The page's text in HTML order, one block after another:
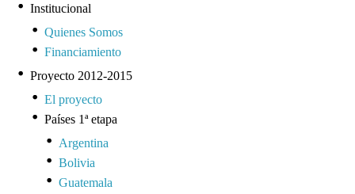
Institucional
Quienes Somos
Financiamiento
Proyecto 2012-2015
El proyecto
Países 1ª etapa
Argentina
Bolivia
Guatemala